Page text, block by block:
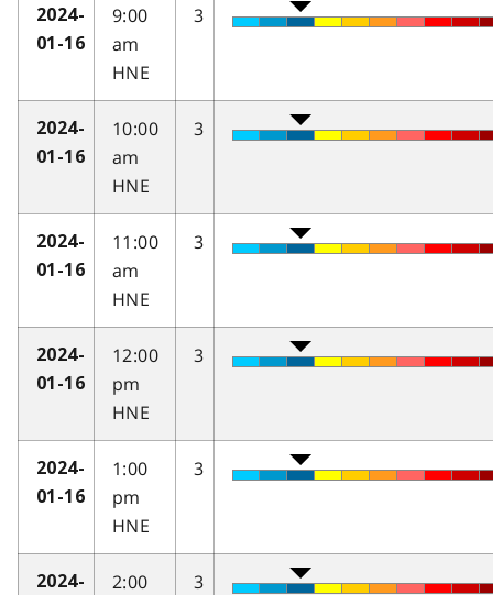
2024-
01-16
9:00
am
HNE
3
2024-
01-16
10:00
am
HNE
3
2024-
01-16
11:00
am
HNE
3
2024-
01-16
12:00
pm
HNE
3
2024-
01-16
1:00
pm
HNE
3
2024-
2:00
3